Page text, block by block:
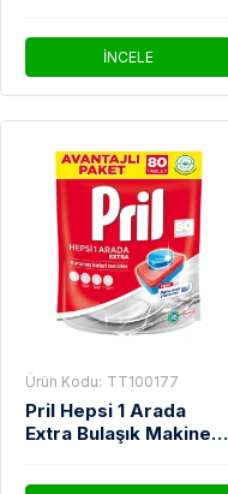
Kapsül
İNCELE
Ürün Kodu: TT100177
Pril Hepsi 1 Arada
Extra Bulaşık Makinesi